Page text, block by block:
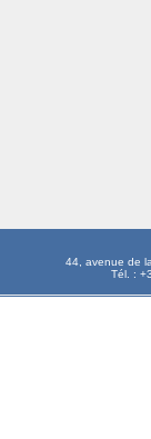
44, avenue de
Tél. :